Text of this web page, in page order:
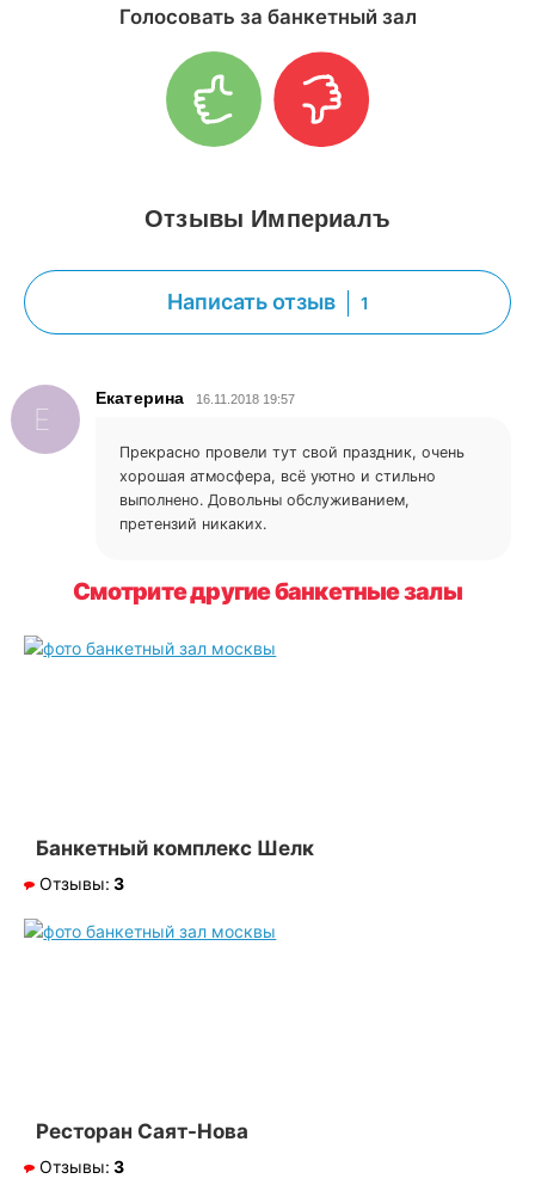
Голосовать за банкетный зал
Отзывы Империалъ
Написать отзыв 1
Екатерина 16.11.2018 19:57
Прекрасно провели тут свой праздник, очень
хорошая атмосфера, всё уютно и стильно
выполнено. Довольны обслуживанием,
претензий никаких.
Смотрите другие банкетные залы
Банкетный комплекс Шелк
Отзывы: 3
Ресторан Саят-Нова
Отзывы: 3